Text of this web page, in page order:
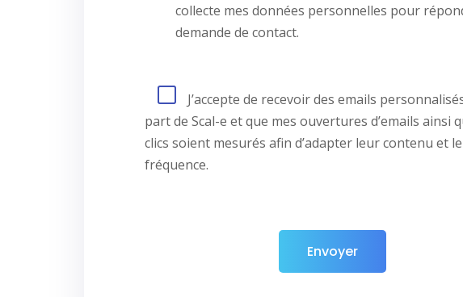
collecte mes données personnelles pour
demande de contact.
J’accepte de recevoir des emails
part de Scal-e et que mes ouvertures d’emails ainsi
clics soient mesurés afin d’adapter leur contenu et
fréquence.